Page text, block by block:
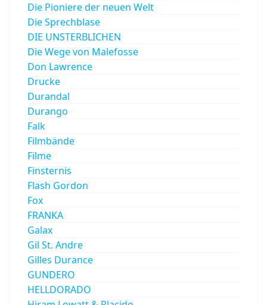
Die Pioniere der neuen Welt
Die Sprechblase
DIE UNSTERBLICHEN
Die Wege von Malefosse
Don Lawrence
Drucke
Durandal
Durango
Falk
Filmbände
Filme
Finsternis
Flash Gordon
Fox
FRANKA
Galax
Gil St. Andre
Gilles Durance
GUNDERO
HELLDORADO